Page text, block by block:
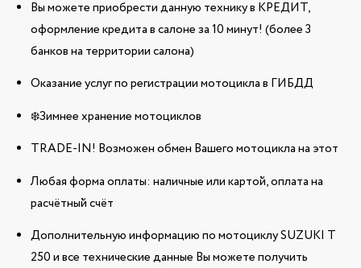
Вы можете приобрести данную технику в КРЕДИТ,
оформление кредита в салоне за 10 минут! (более 3
банков на территории салона)
Оказание услуг по регистрации мотоцикла в ГИБДД
❄️Зимнее хранение мотоциклов
TRADE-IN! Возможен обмен Вашего мотоцикла на этот
Любая форма оплаты: наличные или картой, оплата на
расчётный счёт
Дополнительную информацию по мотоциклу SUZUKI T
250 и все технические данные Вы можете получить